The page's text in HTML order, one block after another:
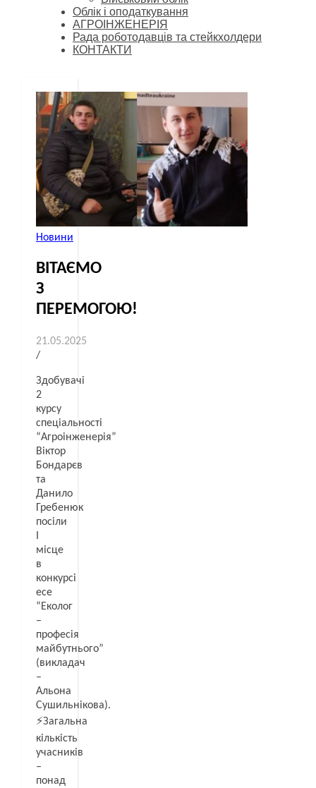
Облік і оподаткування
АГРОІНЖЕНЕРІЯ
Рада роботодавців та стейкхолдери
КОНТАКТИ
Новини
ВІТАЄМО
З
ПЕРЕМОГОЮ!
21.05.2025
/
Здобувачі
2
курсу
спеціальності
“Агроінженерія”
Віктор
Бондарєв
та
Данило
Гребенюк
посіли
місце
в
конкурсі
есе
“Еколог
–
професія
майбутнього”
(викладач
–
Альона
Сушильнікова).
⚡️Загальна
кількість
учасників
–
понад